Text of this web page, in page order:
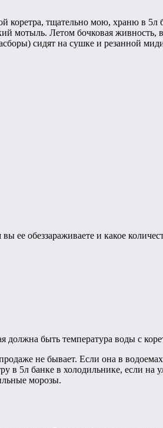
тщательно мою, храню в 5л
мотыль. Летом бочковая живность,
сидят на сушке и резанной
ее обеззараживаете и какое
должна быть температура воды с
не бывает. Если она в
в 5л банке в холодильнике, если на
морозы.